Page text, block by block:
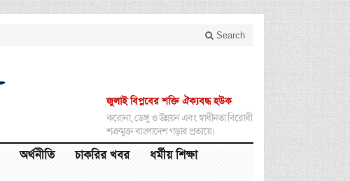
Search
জুলাই বিপ্লবের শক্তি ঐক্যবদ্ধ হউক
করোনা, ডেঙ্গু ও উন্নয়ন এবং স্বাধীনতা বিরোধী
শত্রুমুক্ত বাংলাদেশ গড়ার প্রত্যয়ে।
অর্থনীতি চাকরির খবর
ধর্মীয় শিক্ষা